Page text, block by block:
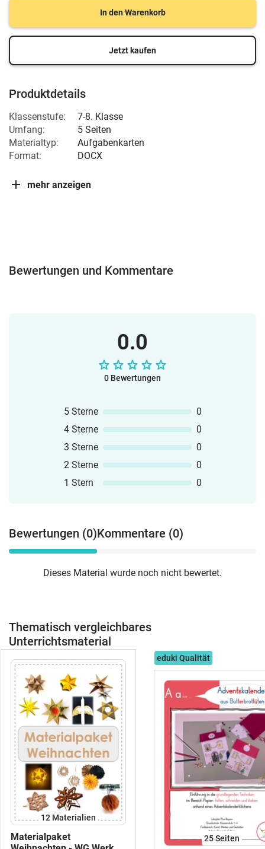
In den Warenkorb
Jetzt kaufen
Produktdetails
Klassenstufe:
7-8. Klasse
Umfang:
5 Seiten
Materialtyp:
Aufgabenkarten
Format:
DOCX
mehr anzeigen
Bewertungen und Kommentare
0.0
0 Bewertungen
5 Sterne
0
4 Sterne
0
3 Sterne
0
2 Sterne
0
1 Stern
0
Bewertungen (0)Kommentare (0)
Dieses Material wurde noch nicht bewertet.
Thematisch vergleichbares
Unterrichtsmaterial
12 Materialien
Materialpaket
eduki Qualität
25Seiten